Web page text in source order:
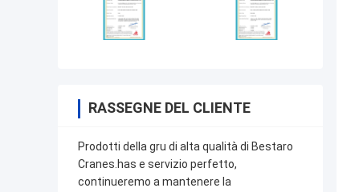
RASSEGNE DEL CLIENTE
Prodotti della gru di alta qualità di Bestaro
Cranes.has e servizio perfetto,
continueremo a mantenere la